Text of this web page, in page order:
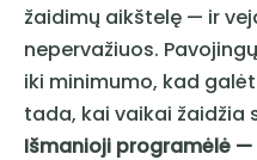
žaidimų aikštelę — ir
nepervažiuos.
iki minimumo, kad
tada, kai vaikai žaidžia
Išmanioji programėlė